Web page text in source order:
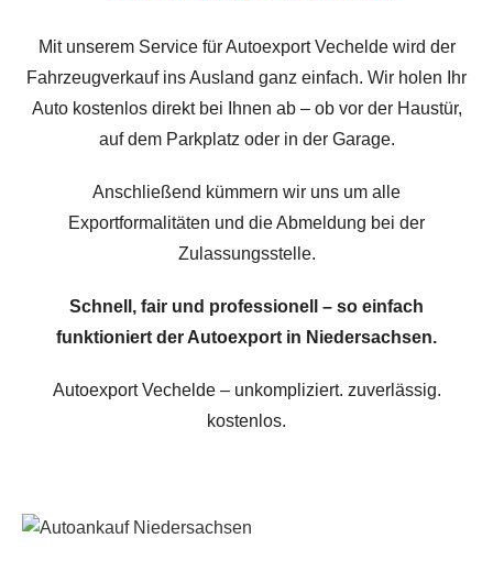
Mit unserem Service für Autoexport Vechelde wird der
Fahrzeugverkauf ins Ausland ganz einfach. Wir holen Ihr
Auto kostenlos direkt bei Ihnen ab – ob vor der Haustür,
auf dem Parkplatz oder in der Garage.
Anschließend kümmern wir uns um alle
Exportformalitäten und die Abmeldung bei der
Zulassungsstelle.
Schnell, fair und professionell – so einfach
funktioniert der Autoexport in Niedersachsen.
Autoexport Vechelde – unkompliziert. zuverlässig.
kostenlos.